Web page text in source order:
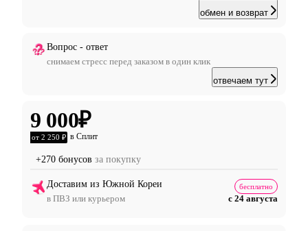
обмен и возврат
Вопрос - ответ
снимаем стресс перед заказом в один клик
отвечаем тут
9 000₽
от 2 250 ₽ в Сплит
+270 бонусов за покупку
Доставим из Южной Кореи
в ПВЗ или курьером
бесплатно
с 24 августа